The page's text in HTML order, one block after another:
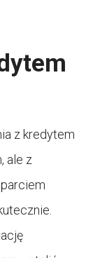
z kredytem
ale z